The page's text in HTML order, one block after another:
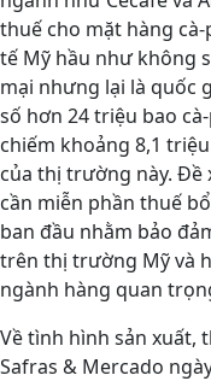
thuế cho mặt hàng
tế Mỹ hầu như không
mại nhưng lại là quốc
số hơn 24 triệu bao
chiếm khoảng 8,1
của thị trường này. Đề
cần miễn phần thuế
ban đầu nhằm bảo
trên thị trường Mỹ và
ngành hàng quan
Về tình hình sản xuất,
Safras & Mercado